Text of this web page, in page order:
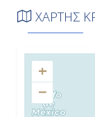
ΧΑΡΤΗΣ
+
−